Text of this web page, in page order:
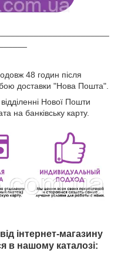
48 годин після
доставки "Нова Пошта".
Нової Пошти
на банківську карту.
інтернет-магазину
в нашому каталозі: